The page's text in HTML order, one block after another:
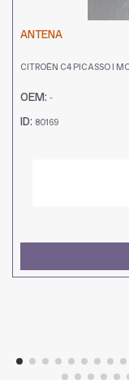
ANTENA
CITROËN C4 PICASSO I
OEM: -
ID: 80169